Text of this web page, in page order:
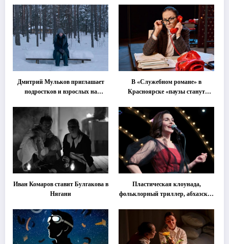
Дмитрий Мульков приглашает
подростков и взрослых на
В «Служебном романе» в
Красноярске «паузы станут
Иван Комаров ставит Булгакова в
Нягани
Пластическая клоунада,
фольклорный триллер, абхазская
втором этапе фестиваля
«Монокль»